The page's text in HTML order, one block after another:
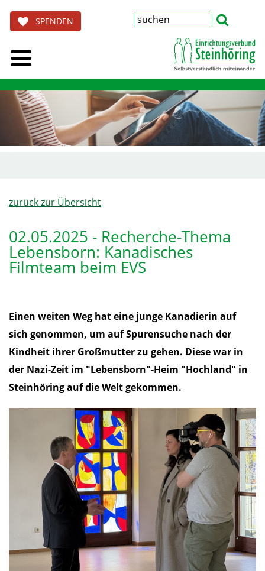
SPENDEN
zurück zur Übersicht
02.05.2025 - Recherche-Thema
Lebensborn: Kanadisches
Filmteam beim EVS
Einen weiten Weg hat eine junge Kanadierin auf
sich genommen, um auf Spurensuche nach der
Kindheit ihrer Großmutter zu gehen. Diese war in
der Nazi-Zeit im "Lebensborn"-Heim "Hochland" in
Steinhöring auf die Welt gekommen.